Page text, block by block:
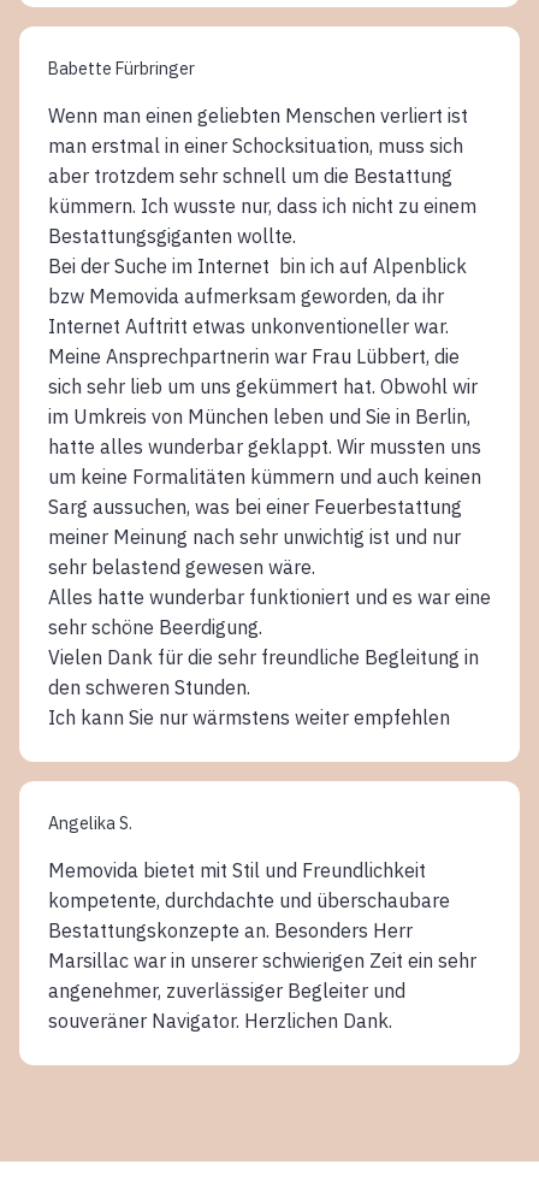
Babette Fürbringer
Wenn man einen geliebten Menschen verliert ist
man erstmal in einer Schocksituation, muss sich
aber trotzdem sehr schnell um die Bestattung
kümmern. Ich wusste nur, dass ich nicht zu einem
Bestattungsgiganten wollte.
Bei der Suche im Internet bin ich auf Alpenblick
bzw Memovida aufmerksam geworden, da ihr
Internet Auftritt etwas unkonventioneller war.
Meine Ansprechpartnerin war Frau Lübbert, die
sich sehr lieb um uns gekümmert hat. Obwohl wir
im Umkreis von München leben und Sie in Berlin,
hatte alles wunderbar geklappt. Wir mussten uns
um keine Formalitäten kümmern und auch keinen
Sarg aussuchen, was bei einer Feuerbestattung
meiner Meinung nach sehr unwichtig ist und nur
sehr belastend gewesen wäre.
Alles hatte wunderbar funktioniert und es war eine
sehr schöne Beerdigung.
Vielen Dank für die sehr freundliche Begleitung in
den schweren Stunden.
Ich kann Sie nur wärmstens weiter empfehlen
Angelika S.
Memovida bietet mit Stil und Freundlichkeit
kompetente, durchdachte und überschaubare
Bestattungskonzepte an. Besonders Herr
Marsillac war in unserer schwierigen Zeit ein sehr
angenehmer, zuverlässiger Begleiter und
souveräner Navigator. Herzlichen Dank.